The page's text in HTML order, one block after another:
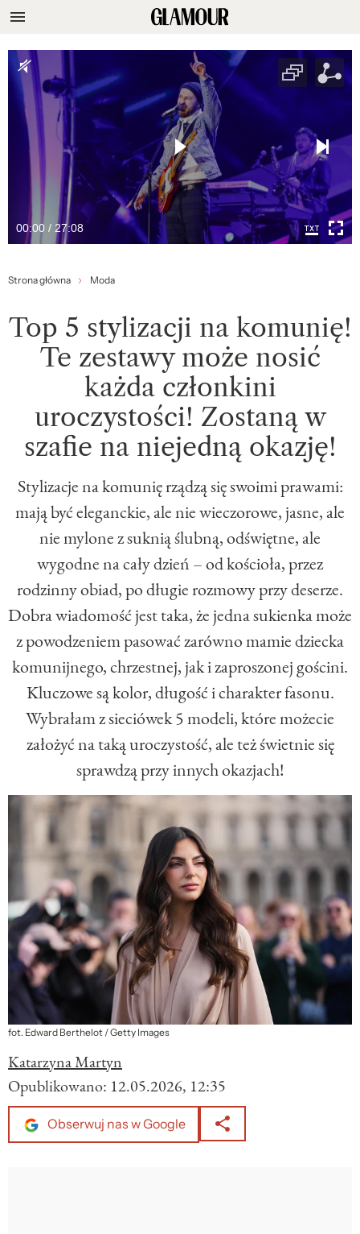
00:00 / 27:08
Strona główna Moda
Top 5 stylizacji na komunię!
Te zestawy może nosić
każda członkini
uroczystości! Zostaną w
szafie na niejedną okazję!
Stylizacje na komunię rządzą się swoimi prawami:
mają być eleganckie, ale nie wieczorowe, jasne, ale
nie mylone z suknią ślubną, odświętne, ale
wygodne na cały dzień – od kościoła, przez
rodzinny obiad, po długie rozmowy przy deserze.
Dobra wiadomość jest taka, że jedna sukienka może
z powodzeniem pasować zarówno mamie dziecka
komunijnego, chrzestnej, jak i zaproszonej gościni.
Kluczowe są kolor, długość i charakter fasonu.
Wybrałam z sieciówek 5 modeli, które możecie
założyć na taką uroczystość, ale też świetnie się
sprawdzą przy innych okazjach!
fot. Edward Berthelot / Getty Images
Katarzyna Martyn
Opublikowano: 12.05.2026, 12:35
Obserwuj nas w Google